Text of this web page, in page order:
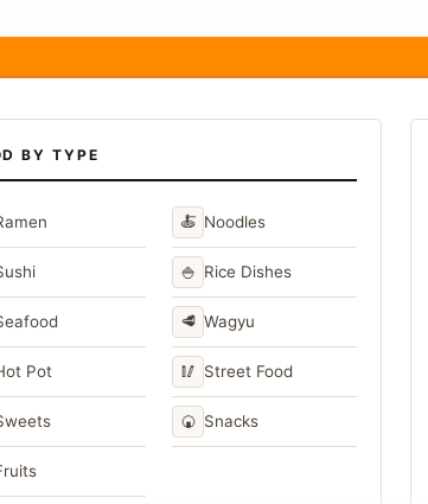
BY TYPE
🍝 Noodles
🍚 Rice Dishes
🥩 Wagyu
Pot 🥢 Street Food
🍘 Snacks